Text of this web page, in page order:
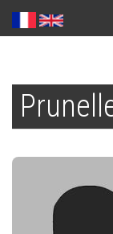
contenu
principal